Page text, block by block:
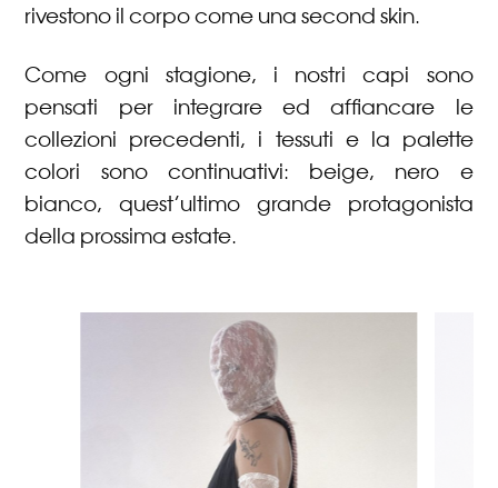
rivestono il corpo come una second skin.
Come ogni stagione, i nostri capi sono
pensati per integrare ed affiancare le
collezioni precedenti, i tessuti e la palette
colori sono continuativi: beige, nero e
bianco, quest’ultimo grande protagonista
della prossima estate.